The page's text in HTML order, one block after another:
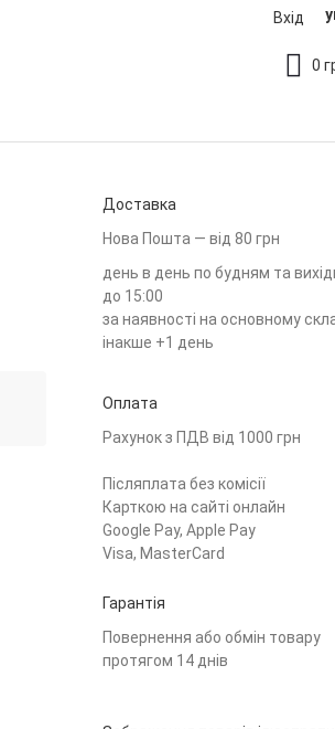
Вхід
0
Доставка
Нова Пошта — від 80 грн
день в день по будням та
до 15:00
за наявності на основному
інакше +1 день
Оплата
Рахунок з ПДВ від 1000 грн
Післяплата без комісії
Карткою на сайті онлайн
Google Pay, Apple Pay
Visa, MasterCard
Гарантія
Повернення або обмін товару
протягом 14 днів